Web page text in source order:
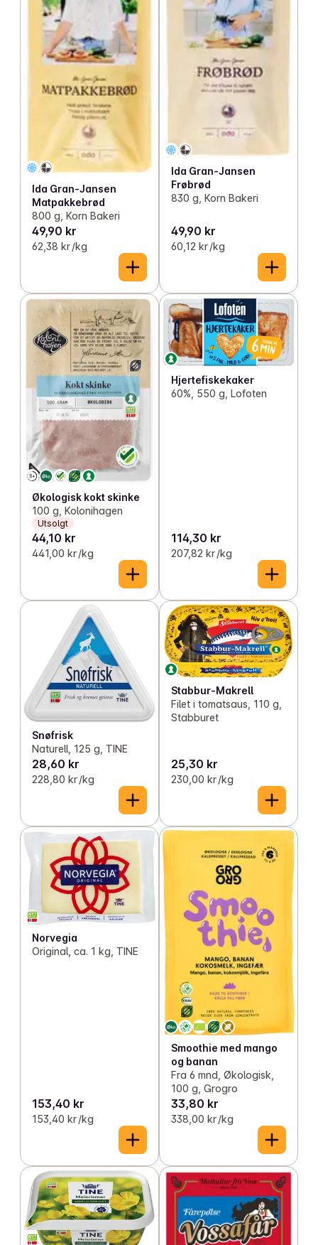
Ida Gran-Jansen
Matpakkebrød
800 g, Korn Bakeri
49,90 kr
62,38 kr /kg
Ida Gran-Jansen
Frøbrød
830 g, Korn Bakeri
49,90 kr
60,12 kr /kg
Økologisk kokt skinke
100 g, Kolonihagen
Utsolgt
44,10 kr
441,00 kr /kg
Hjertefiskekaker
60%, 550 g, Lofoten
114,30 kr
207,82 kr /kg
Snøfrisk
Naturell, 125 g, TINE
28,60 kr
228,80 kr /kg
Stabbur-Makrell
Filet i tomatsaus, 110 g,
Stabburet
25,30 kr
230,00 kr /kg
Norvegia
Original, ca. 1 kg, TINE
153,40 kr
153,40 kr /kg
Smoothie med mango
og banan
Fra 6 mnd, Økologisk,
100 g, Grogro
33,80 kr
338,00 kr /kg